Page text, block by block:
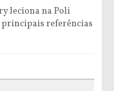
leciona na Poli
principais referências